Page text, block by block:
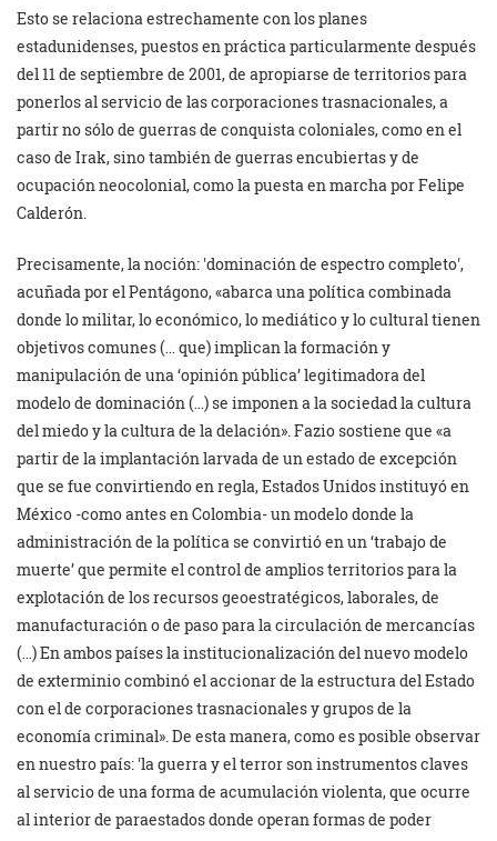
Esto se relaciona estrechamente con los planes
estadunidenses, puestos en práctica particularmente después
del 11 de septiembre de 2001, de apropiarse de territorios para
ponerlos al servicio de las corporaciones trasnacionales, a
partir no sólo de guerras de conquista coloniales, como en el
caso de Irak, sino también de guerras encubiertas y de
ocupación neocolonial, como la puesta en marcha por Felipe
Calderón.
Precisamente, la noción: dominación de espectro completo,
acuñada por el Pentágono, «abarca una política combinada
donde lo militar, lo económico, lo mediático y lo cultural tienen
objetivos comunes (… que) implican la formación y
manipulación de una ‘opinión pública’ legitimadora del
modelo de dominación (…) se imponen a la sociedad la cultura
del miedo y la cultura de la delación». Fazio sostiene que «a
partir de la implantación larvada de un estado de excepción
que se fue convirtiendo en regla, Estados Unidos instituyó en
México -como antes en Colombia- un modelo donde la
administración de la política se convirtió en un ‘trabajo de
muerte’ que permite el control de amplios territorios para la
explotación de los recursos geoestratégicos, laborales, de
manufacturación o de paso para la circulación de mercancías
(…) En ambos países la institucionalización del nuevo modelo
de exterminio combinó el accionar de la estructura del Estado
con el de corporaciones trasnacionales y grupos de la
economía criminal». De esta manera, como es posible observar
en nuestro país: la guerra y el terror son instrumentos claves
al servicio de una forma de acumulación violenta, que ocurre
al interior de paraestados donde operan formas de poder